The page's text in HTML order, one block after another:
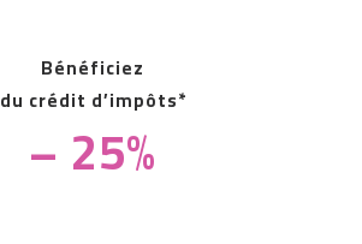
Bénéficiez
du crédit d’impôts*
– 25%